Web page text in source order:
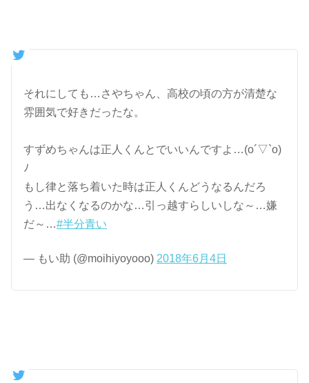
それにしても…さやちゃん、高校の頃の方が清楚な
雰囲気で好きだったな。
すずめちゃんは正人くんとでいいんですよ…(o´▽`o)
ﾉ
もし律と落ち着いた時は正人くんどうなるんだろ
う…出なくなるのかな…引っ越すらしいしな～…嫌
だ～…#半分青い
— もい助 (@moihiyoyooo) 2018年6月4日